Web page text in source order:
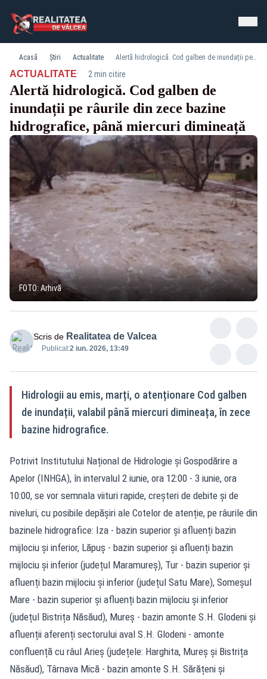
Acasă Știri Actualitate Alertă hidrologică. Cod galben de inundații pe râurile din zece bazine hidrografice, până miercuri dimineață
ACTUALITATE· 2 min citire
Alertă hidrologică. Cod galben de
inundații pe râurile din zece bazine
hidrografice, până miercuri dimineață
FOTO: Arhivă
Scris de Realitatea de Valcea
Publicat:2 iun. 2026, 13:49
Hidrologii au emis, marți, o atenționare Cod galben
de inundații, valabil până miercuri dimineața, în zece
bazine hidrografice.
Potrivit Institutului Național de Hidrologie și Gospodărire a
Apelor (INHGA), în intervalul 2 iunie, ora 12:00 - 3 iunie, ora
10:00, se vor semnala viituri rapide, creșteri de debite și de
niveluri, cu posibile depășiri ale Cotelor de atenție, pe râurile din
bazinele hidrografice: Iza - bazin superior și afluenți bazin
mijlociu și inferior, Lăpuș - bazin superior și afluenți bazin
mijlociu și inferior (județul Maramureș), Tur - bazin superior și
afluenți bazin mijlociu și inferior (județul Satu Mare), Someșul
Mare - bazin superior și afluenți bazin mijlociu și inferior
(județul Bistrița Năsăud), Mureș - bazin amonte S.H. Glodeni și
afluenții aferenți sectorului aval S.H. Glodeni - amonte
confluență cu râul Arieș (județele: Harghita, Mureș și Bistrița
Năsăud), Târnava Mică - bazin amonte S.H. Sărățeni și